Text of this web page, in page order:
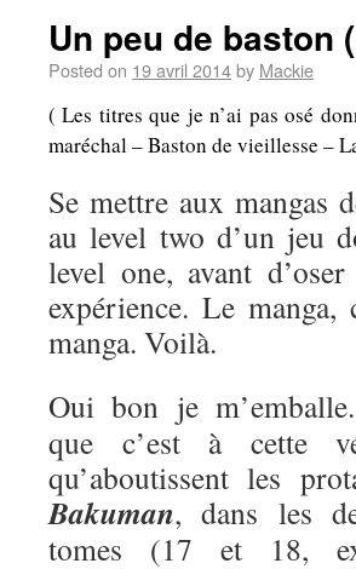
Un peu de baston
Posted on 19 avril 2014by Mackie
( Les titres que je n’ai pas osé
maréchal – Baston de vieillesse –
Se mettre aux mangas
au level two d’un jeu
level one, avant
expérience. Le manga,
manga. Voilà.
Oui bon je
que c’est à cette
qu’aboutissent les
Bakuman, dans les
tomes (17 et 18,